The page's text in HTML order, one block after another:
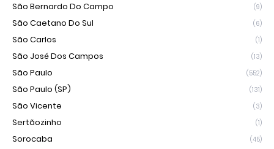
São Bernardo Do Campo (9)
São Caetano Do Sul (6)
São Carlos (1)
São José Dos Campos (13)
São Paulo (552)
São Paulo (SP) (131)
São Vicente (3)
Sertãozinho (1)
Sorocaba (45)